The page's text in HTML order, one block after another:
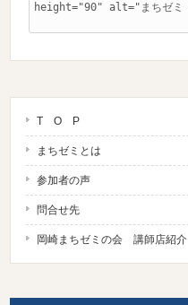
T O P
まちゼミとは
参加者の声
問合せ先
岡崎まちゼミの会 講師店紹介